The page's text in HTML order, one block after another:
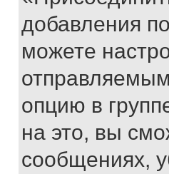
добавления
можете
опцию в
на это, вы
сообщениях,